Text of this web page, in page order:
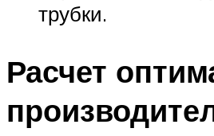
трубки.
Расчет